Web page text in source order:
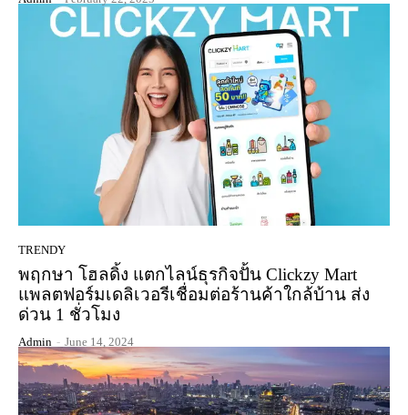
TRENDY
พฤกษา โฮลดิ้ง แตกไลน์ธุรกิจปั้น Clickzy Mart
แพลตฟอร์มเดลิเวอรีเชื่อมต่อร้านค้าใกล้บ้าน ส่ง
ด่วน 1 ชั่วโมง
Admin - June 14, 2024